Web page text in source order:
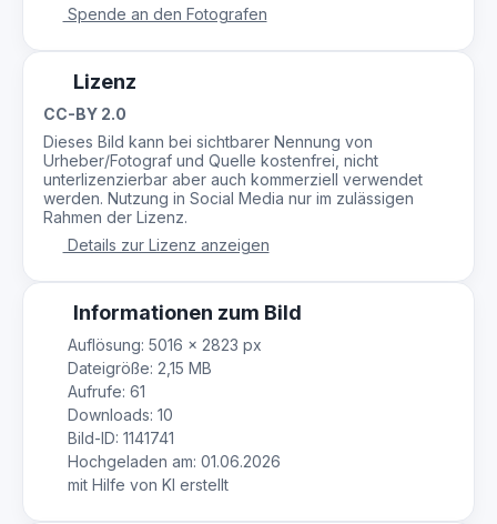
Spende an den Fotografen
Lizenz
CC-BY 2.0
Dieses Bild kann bei sichtbarer Nennung von
Urheber/Fotograf und Quelle kostenfrei, nicht
unterlizenzierbar aber auch kommerziell verwendet
werden. Nutzung in Social Media nur im zulässigen
Rahmen der Lizenz.
Details zur Lizenz anzeigen
Informationen zum Bild
Auflösung: 5016 × 2823 px
Dateigröße: 2,15 MB
Aufrufe: 61
Downloads: 10
Bild-ID: 1141741
Hochgeladen am: 01.06.2026
mit Hilfe von KI erstellt